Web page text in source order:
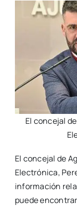
El con­ce­jal
El con­ce­jal de
Elec­tró­ni­ca,
infor­ma­ción
pue­de